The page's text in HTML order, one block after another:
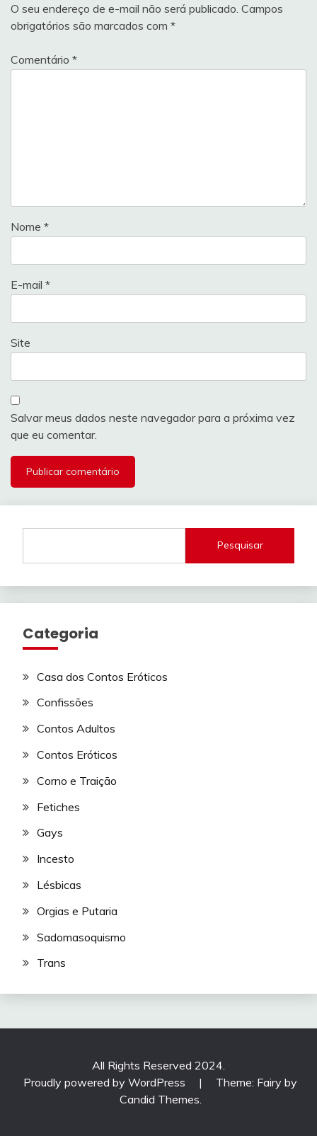
O seu endereço de e-mail não será publicado. Campos
obrigatórios são marcados com *
Comentário *
Nome *
E-mail *
Site
Salvar meus dados neste navegador para a próxima vez
que eu comentar.
Pesquisar
Categoria
Casa dos Contos Eróticos
Confissões
Contos Adultos
Contos Eróticos
Corno e Traição
Fetiches
Gays
Incesto
Lésbicas
Orgias e Putaria
Sadomasoquismo
Trans
All Rights Reserved 2024.
Proudly powered by WordPress
|
Theme: Fairy by
Candid Themes.